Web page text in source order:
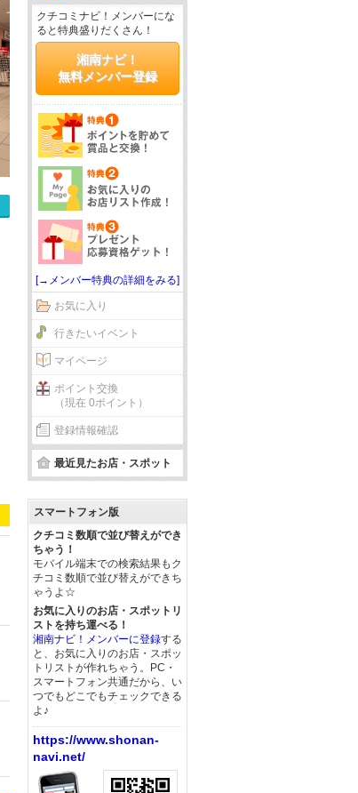
クチコミナビ！メンバーにな
ると特典盛りだくさん！
湘南ナビ！
無料メンバー登録
[→メンバー特典の詳細をみる]
お気に入り
行きたいイベント
マイページ
ポイント交換
（現在 0ポイント）
登録情報確認
最近見たお店・スポット
スマートフォン版
クチコミ数順で並び替えができ
ちゃう！
モバイル端末での検索結果もク
チコミ数順で並び替えができち
ゃうよ☆
お気に入りのお店・スポットリ
ストを持ち運べる！
湘南ナビ！メンバーに登録する
と、お気に入りのお店・スポッ
トリストが作れちゃう。PC・
スマートフォン共通だから、い
つでもどこでもチェックできる
よ♪
https://www.shonan-
navi.net/